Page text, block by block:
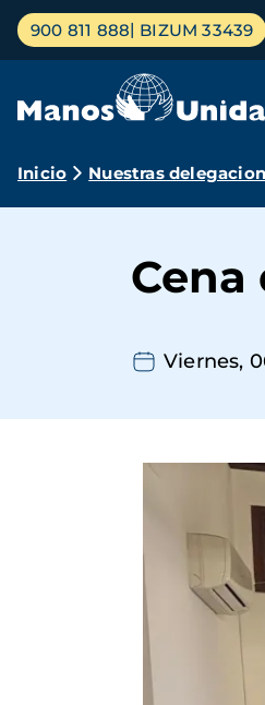
Pasar
contenido
Menú
principal
900 811 888 BIZUM 33439
Ruta
navegación
Inicio Nuestras
Viernes,